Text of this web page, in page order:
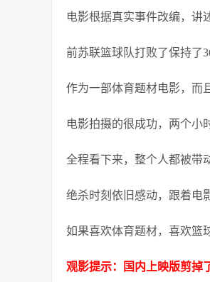
电影根据真实事件改编，讲
前苏联篮球队打败了保持了
作为一部体育题材电影，而
电影拍摄的很成功，两个小
全程看下来，整个人都被带
绝杀时刻依旧感动，跟着电
如果喜欢体育题材，喜欢篮
观影提示：国内上映版剪掉